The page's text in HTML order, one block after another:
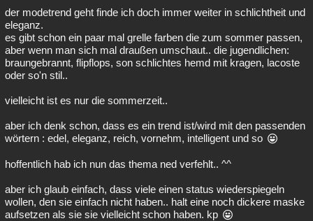
der modetrend geht finde ich doch immer weiter in schlichtheit und
eleganz.
es gibt schon ein paar mal grelle farben die zum sommer passen,
aber wenn man sich mal draußen umschaut.. die jugendlichen:
braungebrannt, flipflops, son schlichtes hemd mit kragen, lacoste
oder so'n stil..
vielleicht ist es nur die sommerzeit..
aber ich denk schon, dass es ein trend ist/wird mit den passenden
wörtern : edel, eleganz, reich, vornehm, intelligent und so
hoffentlich hab ich nun das thema ned verfehlt.. ^^
aber ich glaub einfach, dass viele einen status wiederspiegeln
wollen, den sie einfach nicht haben.. halt eine noch dickere maske
aufsetzen als sie sie vielleicht schon haben. kp